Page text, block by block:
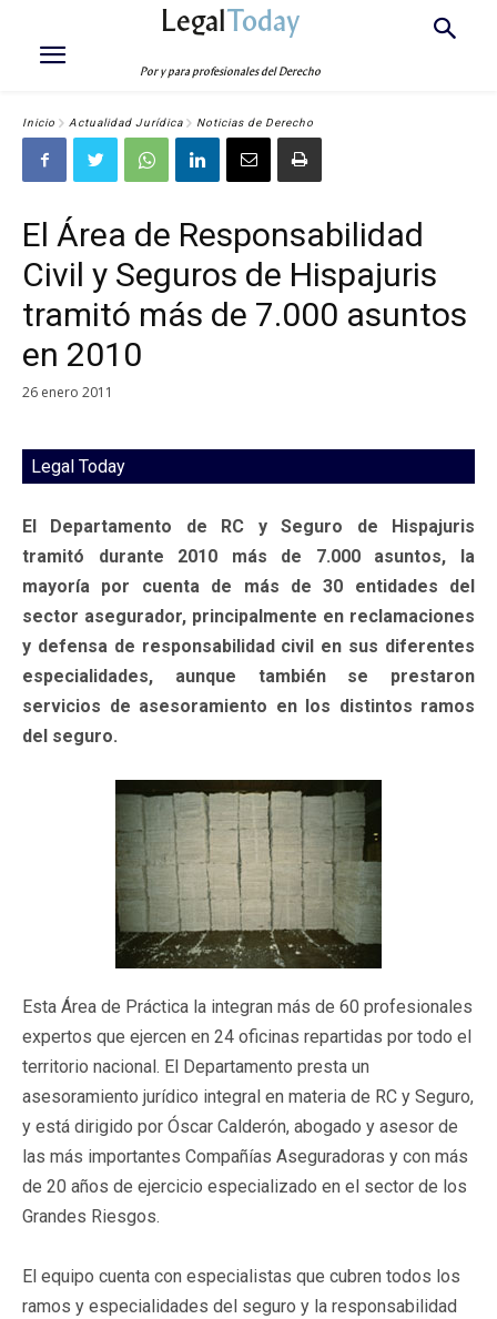
LegalToday
Por y para profesionales del Derecho
Inicio Actualidad Jurídica Noticias de Derecho
El Área de Responsabilidad
Civil y Seguros de Hispajuris
tramitó más de 7.000 asuntos
en 2010
26 enero 2011
Legal Today
El Departamento de RC y Seguro de Hispajuris
tramitó durante 2010 más de 7.000 asuntos, la
mayoría por cuenta de más de 30 entidades del
sector asegurador, principalmente en reclamaciones
y defensa de responsabilidad civil en sus diferentes
especialidades, aunque también se prestaron
servicios de asesoramiento en los distintos ramos
del seguro.
Esta Área de Práctica la integran más de 60 profesionales
expertos que ejercen en 24 oficinas repartidas por todo el
territorio nacional. El Departamento presta un
asesoramiento jurídico integral en materia de RC y Seguro,
y está dirigido por Óscar Calderón, abogado y asesor de
las más importantes Compañías Aseguradoras y con más
de 20 años de ejercicio especializado en el sector de los
Grandes Riesgos.
El equipo cuenta con especialistas que cubren todos los
ramos y especialidades del seguro y la responsabilidad